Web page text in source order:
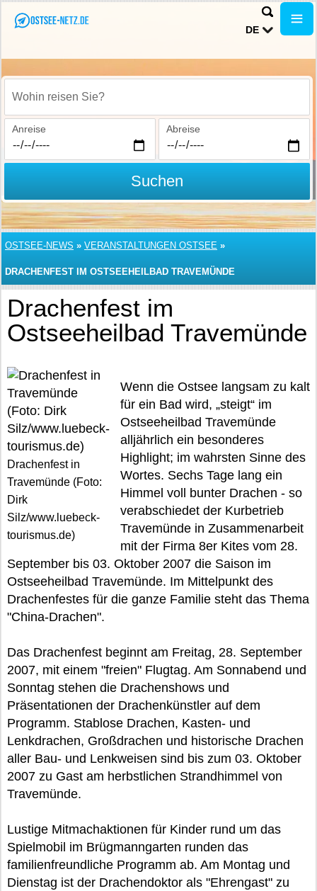
DE
Wohin reisen Sie?
Anreise Abreise
Suchen
OSTSEE-NEWS » VERANSTALTUNGEN OSTSEE »
DRACHENFEST IM OSTSEEHEILBAD TRAVEMÜNDE
Drachenfest im
Ostseeheilbad Travemünde
Drachenfest in
Travemünde (Foto:
Dirk
Silz/www.luebeck-
tourismus.de)
Wenn die Ostsee langsam zu kalt
für ein Bad wird, „steigt“ im
Ostseeheilbad Travemünde
alljährlich ein besonderes
Highlight; im wahrsten Sinne des
Wortes. Sechs Tage lang ein
Himmel voll bunter Drachen - so
verabschiedet der Kurbetrieb
Travemünde in Zusammenarbeit
mit der Firma 8er Kites vom 28.
September bis 03. Oktober 2007 die Saison im
Ostseeheilbad Travemünde. Im Mittelpunkt des
Drachenfestes für die ganze Familie steht das Thema
"China-Drachen".
Das Drachenfest beginnt am Freitag, 28. September
2007, mit einem "freien" Flugtag. Am Sonnabend und
Sonntag stehen die Drachenshows und
Präsentationen der Drachenkünstler auf dem
Programm. Stablose Drachen, Kasten- und
Lenkdrachen, Großdrachen und historische Drachen
aller Bau- und Lenkweisen sind bis zum 03. Oktober
2007 zu Gast am herbstlichen Strandhimmel von
Travemünde.
Lustige Mitmachaktionen für Kinder rund um das
Spielmobil im Brügmanngarten runden das
familienfreundliche Programm ab. Am Montag und
Dienstag ist der Drachendoktor als "Ehrengast" zu